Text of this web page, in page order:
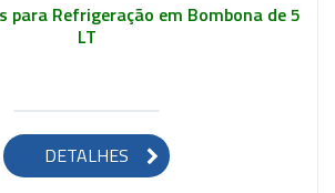
para Refrigeração em Bombona de 5
LT
DETALHES